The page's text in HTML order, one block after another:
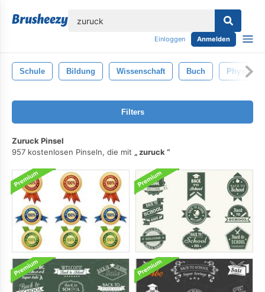
Einloggen Anmelden
Schule Bildung Wissenschaft Buch Physik
Filters
Zuruck Pinsel
957 kostenlosen Pinseln, die mit
zuruck